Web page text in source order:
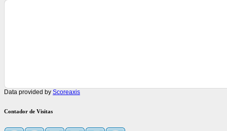
Data provided by Scoreaxis
Contador de Visitas